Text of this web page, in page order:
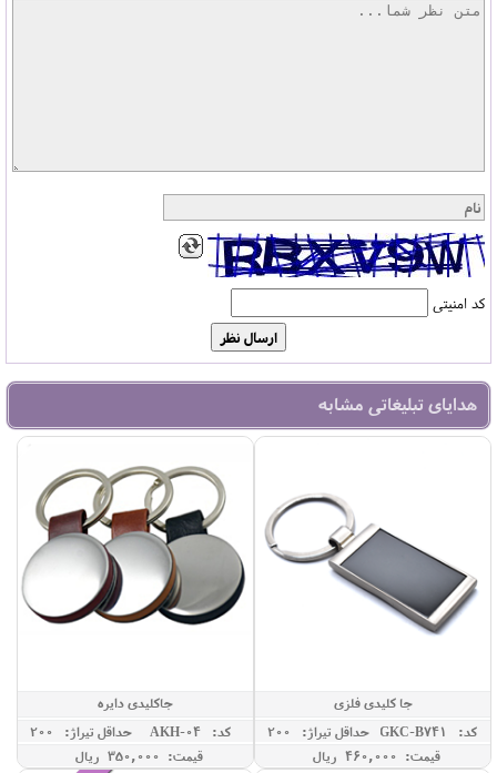
کد امنیتی
هدایای تبلیغاتی مشابه
جا کلیدی فلزی
کد: GKC-B741
حداقل تيراژ: 200
قیمت: 460,000 ريال
جاکلیدی دایره
کد: AKH-04
حداقل تيراژ: 200
قیمت: 350,000 ريال